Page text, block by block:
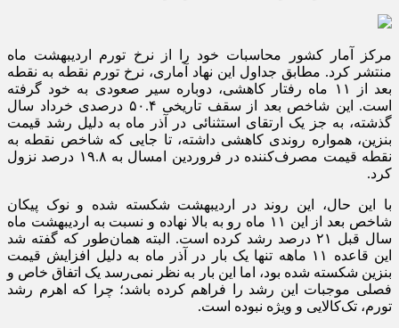
مرکز آمار کشور محاسبات خود را از نرخ تورم اردیبهشت ماه
منتشر کرد. مطابق جداول این نهاد آماری، نرخ تورم نقطه به نقطه
بعد از ۱۱ ماه رفتار کاهشی، دوباره سیر صعودی به خود گرفته
است. این شاخص بعد از سقف تاریخی ۵۰.۴ درصدی خرداد سال
گذشته، به جز یک ارتقای استثنائی در آذر ماه به دلیل رشد قیمت
بنزین، همواره روندی کاهشی داشته، تا جایی که شاخص نقطه به
نقطه قیمت مصرف‌کننده در فروردین امسال به ۱۹.۸ درصد نزول
کرد.
با این حال، این روند در اردیبهشت شکسته شده و نوک پیکان
شاخص بعد از این ۱۱ ماه رو به بالا نهاده و نسبت به اردیبهشت ماه
سال قبل ۲۱ درصد رشد کرده است. البته همان‌طور که گفته شد
این قاعده ۱۱ ماهه تنها یک بار در آذر ماه به دلیل افزایش قیمت
بنزین شکسته شده بود، اما این بار به نظر نمی‌رسد یک اتفاق خاص و
فصلی موجبات این رشد را فراهم کرده باشد؛ چرا که اهرم رشد
تورم، تک‌کالایی و ویژه نبوده است.